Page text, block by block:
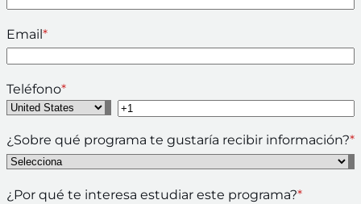
Email*
Teléfono*
¿Sobre qué programa te gustaría recibir información?*
¿Por qué te interesa estudiar este programa?*